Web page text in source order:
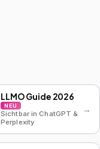
LLMO Guide 2026
NEU
Sichtbar in ChatGPT &
Perplexity
→